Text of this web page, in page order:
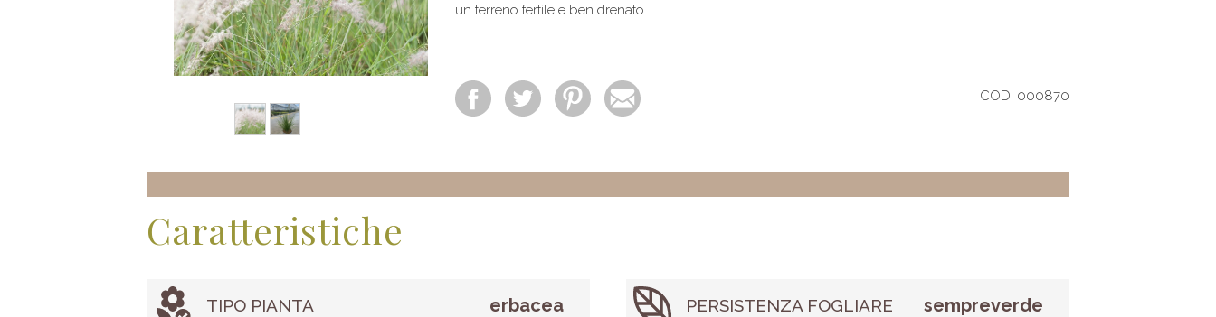
un terreno fertile e ben drenato.
COD. 000870
Caratteristiche
TIPO PIANTA erbacea PERSISTENZA FOGLIARE sempreverde